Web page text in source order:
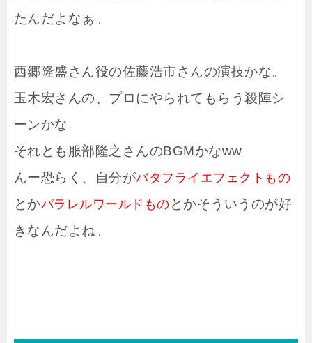
たんだよなぁ。
西郷隆盛さん役の佐藤浩市さんの演技かな。
玉木宏さんの、プロにやられてもらう殺陣シ
ーンかな。
それとも服部隆之さんのBGMかなww
んー恐らく、自分がバタフライエフェクトもの
とかパラレルワールドもの とかそういうのが好
きなんだよね。